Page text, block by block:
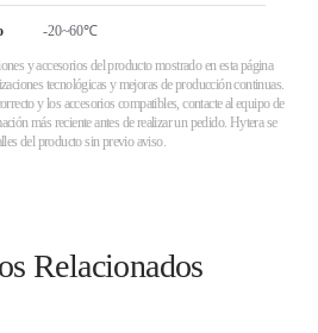
-20~60℃
y accesorios del producto mostrado en esta página
tecnológicas y mejoras de producción continuas.
y los accesorios compatibles, contacte al equipo de
más reciente antes de realizar un pedido. Hytera se
del producto sin previo aviso.
Relacionados